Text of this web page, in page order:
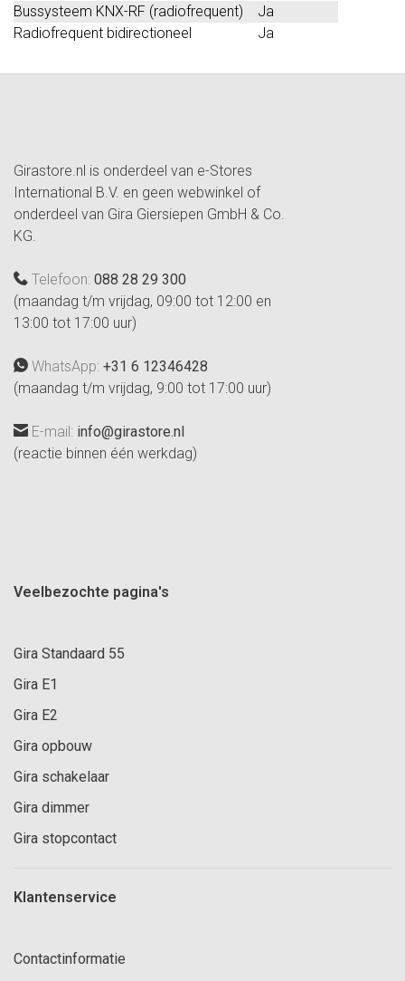
Bussysteem KNX-RF (radiofrequent)
Ja
Radiofrequent bidirectioneel
Ja
Girastore.nl is onderdeel van e-Stores
International B.V. en geen webwinkel of
onderdeel van Gira Giersiepen GmbH & Co.
KG.
Telefoon: 088 28 29 300
(maandag t/m vrijdag, 09:00 tot 12:00 en
13:00 tot 17:00 uur)
WhatsApp: +31 6 12346428
(maandag t/m vrijdag, 9:00 tot 17:00 uur)
E-mail: info@girastore.nl
(reactie binnen één werkdag)
Veelbezochte pagina's
Gira Standaard 55
Gira E1
Gira E2
Gira opbouw
Gira schakelaar
Gira dimmer
Gira stopcontact
Klantenservice
Contactinformatie